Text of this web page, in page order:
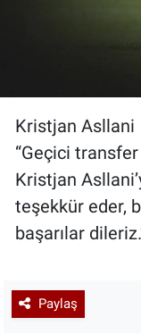
Kristjan Asllani
“Geçici
Kristjan
teşekkür eder,
başarılar
Paylaş